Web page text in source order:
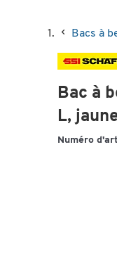
Bacs à
Bac à
L,
Numéro